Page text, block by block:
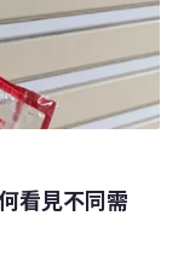
向海宣洩。降下
看見不同需